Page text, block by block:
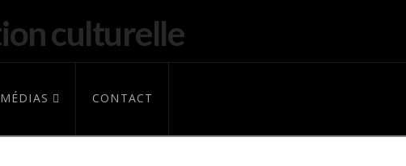
MÉDIAS CONTACT